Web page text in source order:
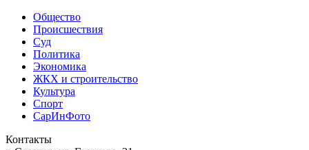
Общество
Происшествия
Суд
Политика
Экономика
ЖКХ и строительство
Культура
Спорт
СарИнФото
Контакты